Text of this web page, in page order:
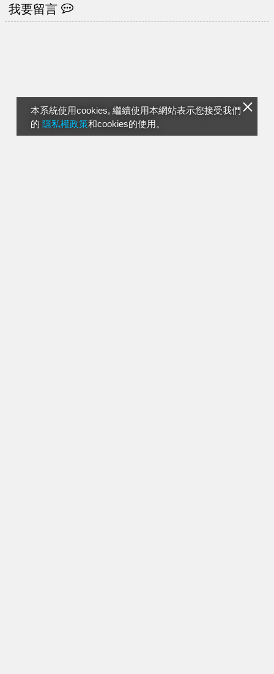
本系統使用cookies, 繼續使用本網站表示您接受我們
的 隱私權政策和cookies的使用。
我要留言